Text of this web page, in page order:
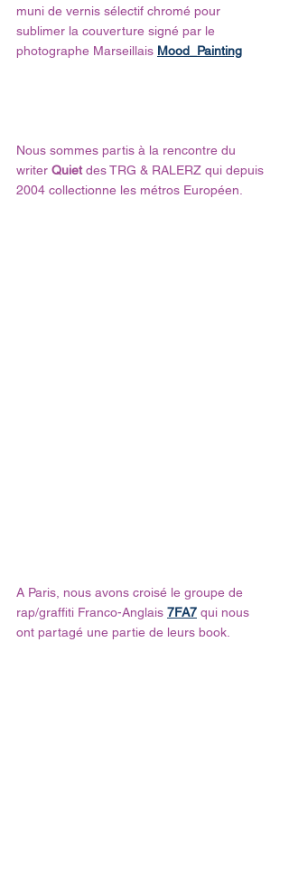
muni de vernis sélectif chromé pour
sublimer la couverture signé par le
photographe Marseillais Mood_Painting
Nous sommes partis à la rencontre du
writer Quiet des TRG & RALERZ qui depuis
2004 collectionne les métros Européen.
A Paris, nous avons croisé le groupe de
rap/graffiti Franco-Anglais 7FA7 qui nous
ont partagé une partie de leurs book.